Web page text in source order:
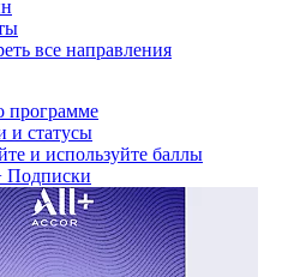
все направления
программе
и статусы
и используйте баллы
Подписки